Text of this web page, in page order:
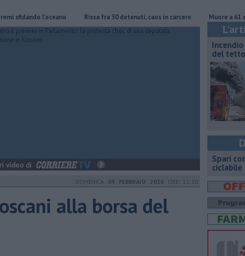
l'oceano Rissa fra 30 detenuti, caos in carcere Muore a 61 anni in un
DOMENICA 09 FEBBRAIO 2020 ORE 11:30
alla borsa del
del
Spari
ciclabile